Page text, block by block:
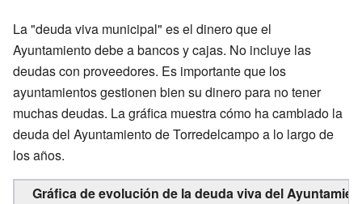
La "deuda viva municipal" es el dinero que el
Ayuntamiento debe a bancos y cajas. No incluye las
deudas con proveedores. Es importante que los
ayuntamientos gestionen bien su dinero para no tener
muchas deudas. La gráfica muestra cómo ha cambiado la
deuda del Ayuntamiento de Torredelcampo a lo largo de
los años.
Gráfica de evolución de la deuda viva del